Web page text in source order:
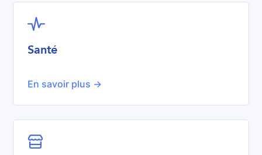

Santé
En savoir plus ->
